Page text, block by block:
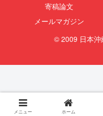
寄稿論文
メールマガジン
© 2009 日本沖
メニュー ホーム